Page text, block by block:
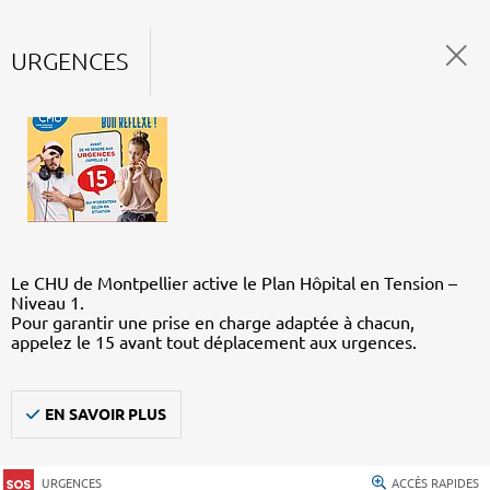
URGENCES
Le CHU de Montpellier active le Plan Hôpital en Tension –
Niveau 1.
Pour garantir une prise en charge adaptée à chacun,
appelez le 15 avant tout déplacement aux urgences.
EN SAVOIR PLUS
URGENCES ACCÈS RAPIDES